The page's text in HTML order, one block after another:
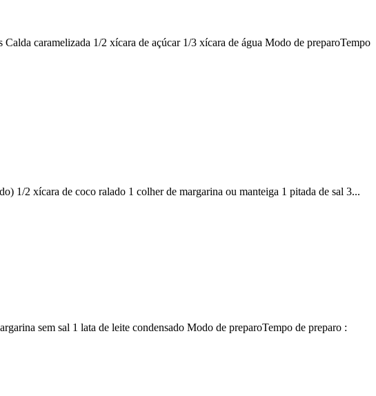
caramelizada 1/2 xícara de açúcar 1/3 xícara de água Modo de preparoTempo
1/2 xícara de coco ralado 1 colher de margarina ou manteiga 1 pitada de sal 3...
sem sal 1 lata de leite condensado Modo de preparoTempo de preparo :